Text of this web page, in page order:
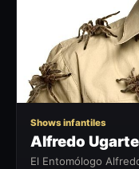
Shows infantiles
Alfredo Ugarte
El Entomólogo